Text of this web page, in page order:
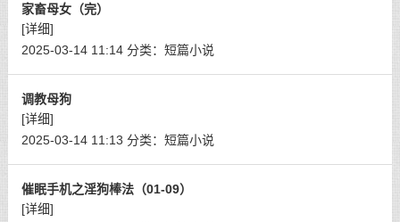
家畜母女（完）
[详细]
2025-03-14 11:14 分类： 短篇小说
调教母狗
[详细]
2025-03-14 11:13 分类： 短篇小说
催眠手机之淫狗棒法（01-09）
[详细]